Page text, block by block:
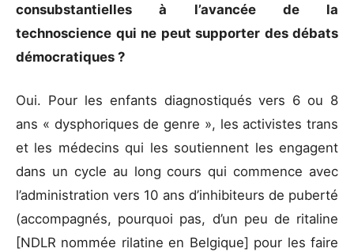
consubstantielles à l’avancée de la
technoscience qui ne peut supporter des débats
démocratiques ?
Oui. Pour les enfants diagnostiqués vers 6 ou 8
ans « dysphoriques de genre », les activistes trans
et les médecins qui les soutiennent les engagent
dans un cycle au long cours qui commence avec
l’administration vers 10 ans d’inhibiteurs de puberté
(accompagnés, pourquoi pas, d’un peu de ritaline
[NDLR nommée rilatine en Belgique] pour les faire